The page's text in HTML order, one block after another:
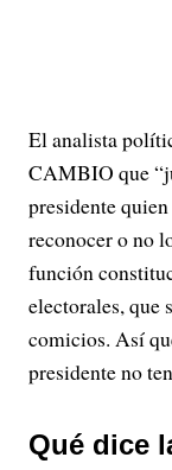
El analista
CAMBIO que
presidente
reconocer o no
función
electorales, que
comicios. Así
presidente no
Qué dice